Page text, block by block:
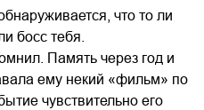
что то ли
босс тебя.
Память через год и
ему некий «фильм» по
чувствительно его